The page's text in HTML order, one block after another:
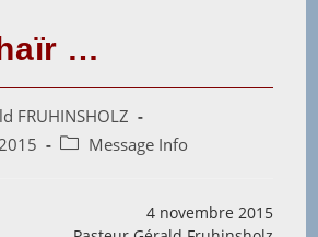
…
FRUHINSHOLZ
PostMessage Info
4 novembre 2015